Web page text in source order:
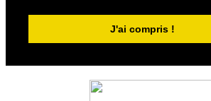
J'ai compris !